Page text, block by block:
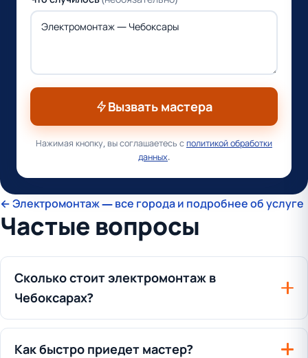
Вызвать мастера
Нажимая кнопку, вы соглашаетесь сполитикой обработки
данных.
← Электромонтаж — все города и подробнее об услуге
Частые вопросы
Сколько стоит электромонтаж в
Чебоксарах?
Как быстро приедет мастер?